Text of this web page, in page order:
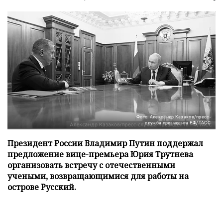
Фото: Александр Казаков/пресс-
служба президента РФ/ТАСС
Президент России Владимир Путин поддержал
предложение вице-премьера Юрия Трутнева
организовать встречу с отечественными
учеными, возвращающимися для работы на
острове Русский.